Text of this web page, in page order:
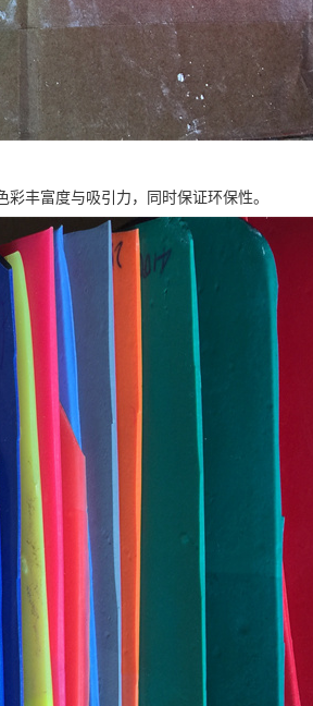
丰富度与吸引力，同时保证环保性。